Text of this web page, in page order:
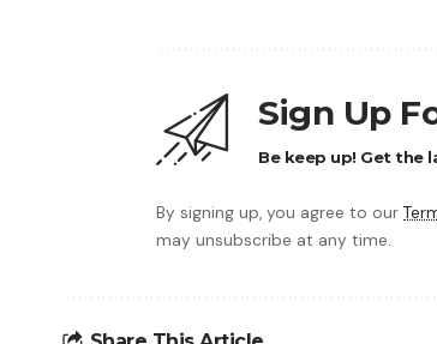
Sign Up
Be keep up! Get the
By signing up, you agree to our
may unsubscribe at any time.